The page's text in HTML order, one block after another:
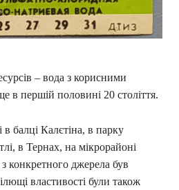
– вода з корисними
в першій половині 20 століття.
балці Калєтіна, в парку
в Тернах, на мікрорайоні
конкретного джерела був
властивості були також